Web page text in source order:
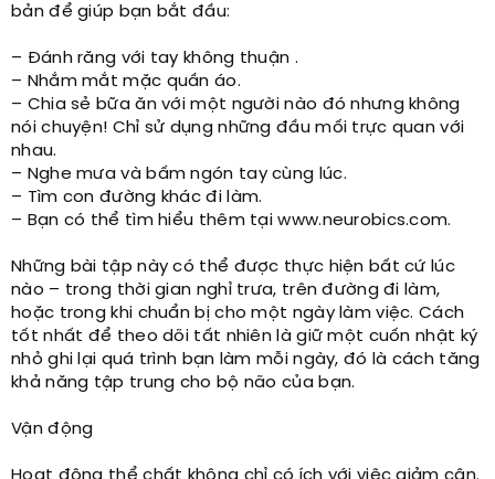
bản để giúp bạn bắt đầu:
– Đánh răng với tay không thuận .
– Nhắm mắt mặc quần áo.
– Chia sẻ bữa ăn với một người nào đó nhưng không
nói chuyện! Chỉ sử dụng những đầu mối trực quan với
nhau.
– Nghe mưa và bấm ngón tay cùng lúc.
– Tìm con đường khác đi làm.
– Bạn có thể tìm hiểu thêm tại www.neurobics.com.
Những bài tập này có thể được thực hiện bất cứ lúc
nào – trong thời gian nghỉ trưa, trên đường đi làm,
hoặc trong khi chuẩn bị cho một ngày làm việc. Cách
tốt nhất để theo dõi tất nhiên là giữ một cuốn nhật ký
nhỏ ghi lại quá trình bạn làm mỗi ngày, đó là cách tăng
khả năng tập trung cho bộ não của bạn.
Vận động